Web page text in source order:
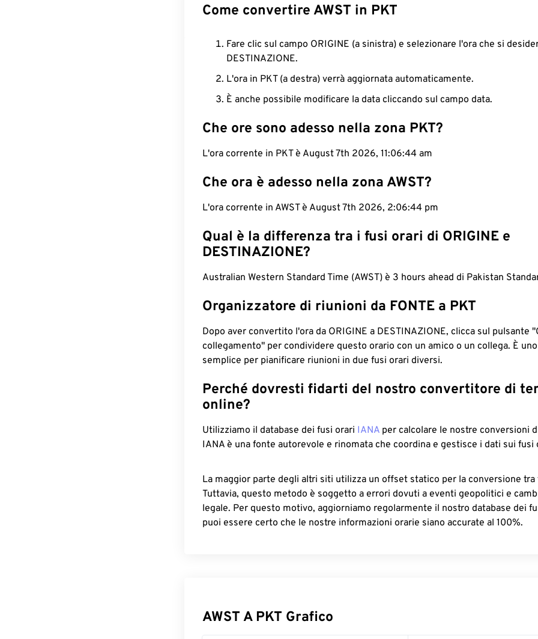
Come convertire AWST in PKT
Fare clic sul campo ORIGINE (a sinistra) e selezionare l'ora che si
DESTINAZIONE.
L'ora in PKT (a destra) verrà aggiornata automaticamente.
È anche possibile modificare la data cliccando sul campo data.
Che ore sono adesso nella zona PKT?
L'ora corrente in PKT è August 7th 2026, 11:06:45 am
Che ora è adesso nella zona AWST?
L'ora corrente in AWST è August 7th 2026, 2:06:45 pm
Qual è la differenza tra i fusi orari di ORIGINE e
DESTINAZIONE?
Australian Western Standard Time (AWST) è 3 hours ahead di Pakistan
Organizzatore di riunioni da FONTE a PKT
Dopo aver convertito l'ora da ORIGINE a DESTINAZIONE, clicca sul pulsante
collegamento" per condividere questo orario con un amico o un collega. È
semplice per pianificare riunioni in due fusi orari diversi.
Perché dovresti fidarti del nostro convertitore di
online?
Utilizziamo il database dei fusi orari IANA per calcolare le nostre conversioni
IANA è una fonte autorevole e rinomata che coordina e gestisce i dati sui fusi
La maggior parte degli altri siti utilizza un offset statico per la conversione tra
Tuttavia, questo metodo è soggetto a errori dovuti a eventi geopolitici e
legale. Per questo motivo, aggiorniamo regolarmente il nostro database dei
puoi essere certo che le nostre informazioni orarie siano accurate al 100%.
AWST A PKT Grafico